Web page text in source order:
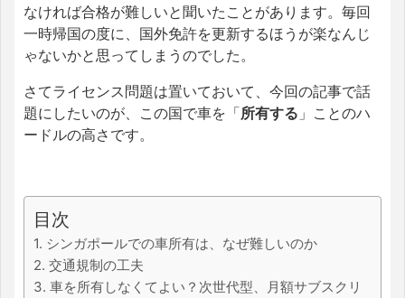
なければ合格が難しいと聞いたことがあります。毎回
一時帰国の度に、国外免許を更新するほうが楽なんじ
ゃないかと思ってしまうのでした。
さてライセンス問題は置いておいて、今回の記事で話
題にしたいのが、この国で車を「所有する 」ことのハ
ードルの高さです。
目次
1. シンガポールでの車所有は、なぜ難しいのか
2. 交通規制の工夫
3. 車を所有しなくてよい？次世代型、月額サブスクリ